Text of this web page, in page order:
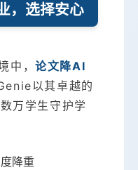
，选择安心
中，论文降AI
以其卓越的
万学生守护学
降重